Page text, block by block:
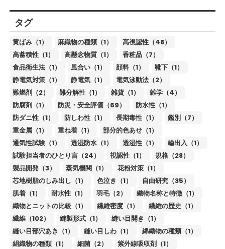
タグ
黄ばみ（1） 麻織物の種類（1）
高視認性（48）
高蓄積性（1）
高懸念物質（1）
香粧品（7）
食品衛生法（1）
風合い（1） 顔料（1）
靴下（1）
静電気対策（1）
静電気（1）
電気泳動法（2）
難燃剤（2）
難分解性（1） 雑貨（1）
雑学（4）
防腐剤（1）
防災・安全評価（69）
防水性（1）
防ダニ性（1）
防しわ性（1） 長期毒性（1）
鑑別（7）
重金属（1）
重ね着（1）
部分的色あせ（1）
通気性試験（1）
透湿防水（1） 透湿性（1）
輸出入（1）
試験担当者のひとり言（24）
視認性（1）
規格（28）
製品開発（3）
蒸気機関（1）
花粉対策（1）
芯地樹脂のしみ出し（1）
色泣き（1）
自由研究（35）
肌着（1）
耐水性（1） 羽毛（2）
織物名称と特徴（1）
織物とニットの比較（1）
繊維密度（1）
繊維の歴史（1）
繊維（102）
縫製形式（1）
縫い目開き（1）
縫い目部穴あき（1）
縫い目しわ（1）
綿織物の種類（1）
絹織物の種類（1）
細菌（2）
紫外線吸収剤（1）